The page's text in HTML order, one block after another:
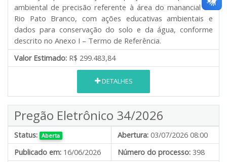
ambiental de precisão referente à área do manancial do
Rio Pato Branco, com ações educativas ambientais e
dados para conservação do solo e da água, conforme
descrito no Anexo I – Termo de Referência.
Valor Estimado: R$ 299.483,84
DETALHES
Pregão Eletrônico 34/2026
Status: Aberta Abertura: 03/07/2026 08:00
Publicado em: 16/06/2026 Número do processo: 398